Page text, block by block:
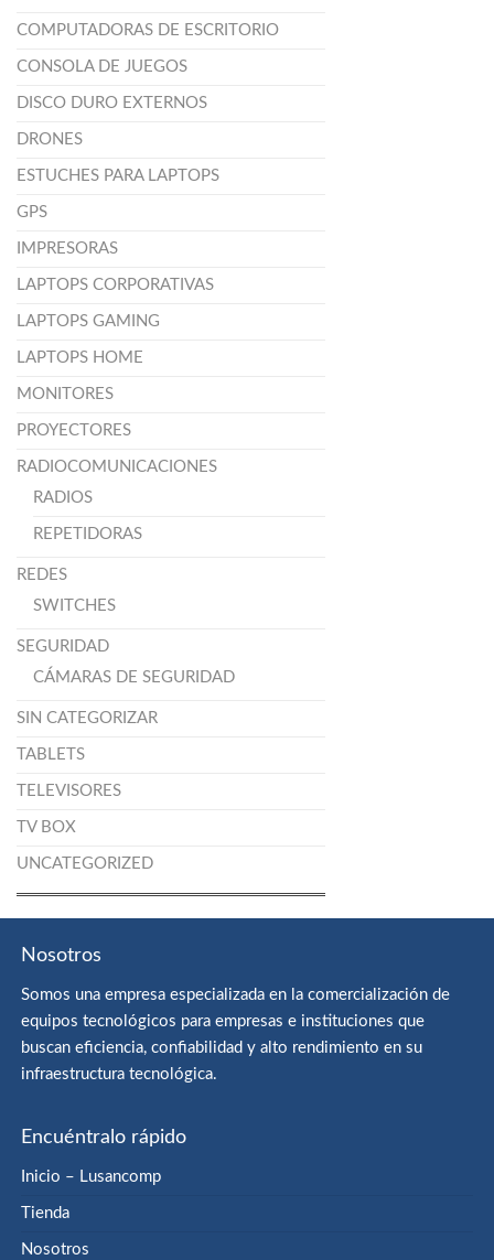
COMPUTADORAS DE ESCRITORIO
CONSOLA DE JUEGOS
DISCO DURO EXTERNOS
DRONES
ESTUCHES PARA LAPTOPS
GPS
IMPRESORAS
LAPTOPS CORPORATIVAS
LAPTOPS GAMING
LAPTOPS HOME
MONITORES
PROYECTORES
RADIOCOMUNICACIONES
RADIOS
REPETIDORAS
REDES
SWITCHES
SEGURIDAD
CÁMARAS DE SEGURIDAD
SIN CATEGORIZAR
TABLETS
TELEVISORES
TV BOX
UNCATEGORIZED
Nosotros
Somos una empresa especializada en la comercialización de
equipos tecnológicos para empresas e instituciones que
buscan eficiencia, confiabilidad y alto rendimiento en su
infraestructura tecnológica.
Encuéntralo rápido
Inicio – Lusancomp
Tienda
Nosotros